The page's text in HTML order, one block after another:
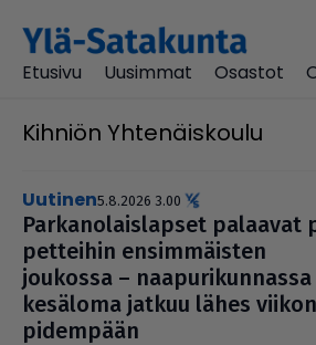
Etusivu
Uusimmat Osastot
Kihniön Yhtenäiskoulu
uutinen5.8.2026 3.00
Par­ka­no­lais­lap­set palaavat
pet­tei­hin ensim­mäis­ten
joukossa – naa­pu­ri­kun­nassa
kesäloma jatkuu lähes viikon
pidempään